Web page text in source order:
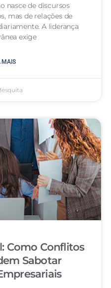
nasce de discursos
mas de relações de
A liderança
exige
MAIS
Como Conflitos
Sabotar